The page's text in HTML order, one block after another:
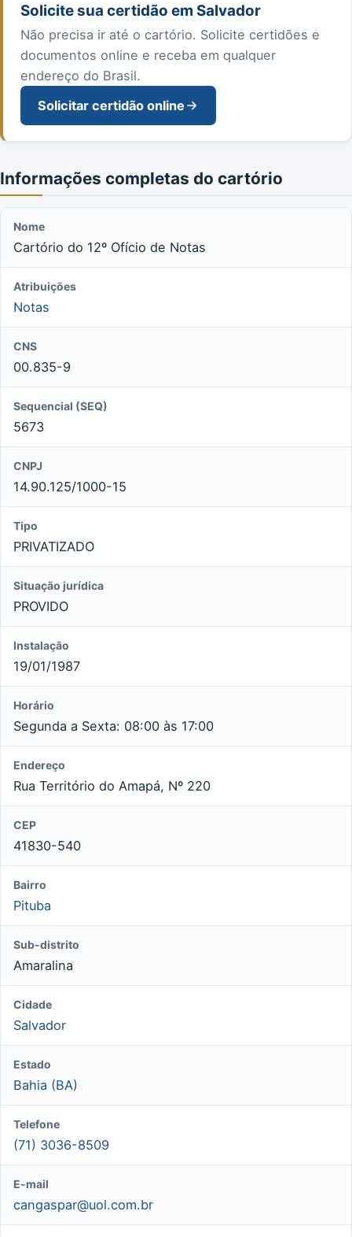
Solicite sua certidão em Salvador
Não precisa ir até o cartório. Solicite certidões e
documentos online e receba em qualquer
endereço do Brasil.
Solicitar certidão online
Informações completas do cartório
Nome
Cartório do 12º Ofício de Notas
Atribuições
Notas
CNS
00.835-9
Sequencial (SEQ)
5673
CNPJ
14.90.125/1000-15
Tipo
PRIVATIZADO
Situação jurídica
PROVIDO
Instalação
19/01/1987
Horário
Segunda a Sexta: 08:00 às 17:00
Endereço
Rua Território do Amapá, Nº 220
CEP
41830-540
Bairro
Pituba
Sub-distrito
Amaralina
Cidade
Salvador
Estado
Bahia (BA)
Telefone
(71) 3036-8509
E-mail
cangaspar@uol.com.br